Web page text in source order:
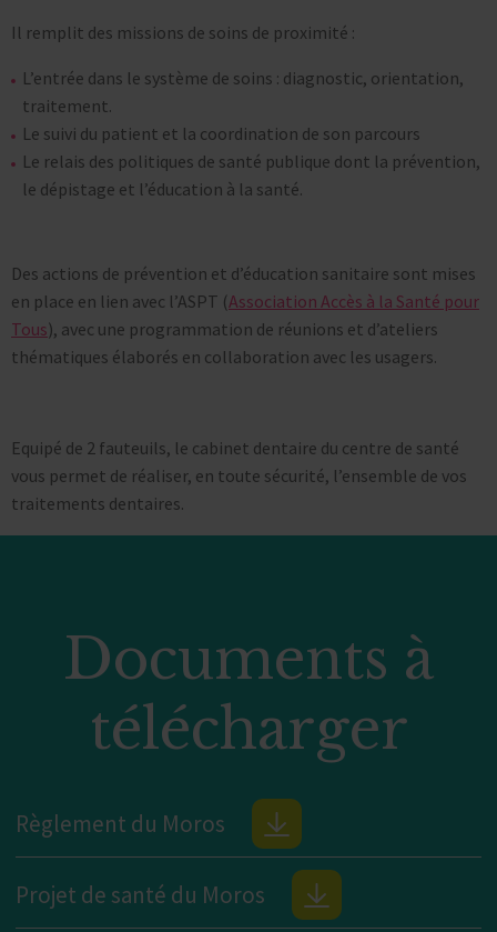
Il remplit des missions de soins de proximité :
L’entrée dans le système de soins : diagnostic, orientation,
traitement.
Le suivi du patient et la coordination de son parcours
Le relais des politiques de santé publique dont la prévention,
le dépistage et l’éducation à la santé.
Des actions de prévention et d’éducation sanitaire sont mises
en place en lien avec l’ASPT (Association Accès à la Santé pour
Tous), avec une programmation de réunions et d’ateliers
thématiques élaborés en collaboration avec les usagers.
Equipé de 2 fauteuils, le cabinet dentaire du centre de santé
vous permet de réaliser, en toute sécurité, l’ensemble de vos
traitements dentaires.
Documents à
télécharger
Règlement du Moros
Projet de santé du Moros